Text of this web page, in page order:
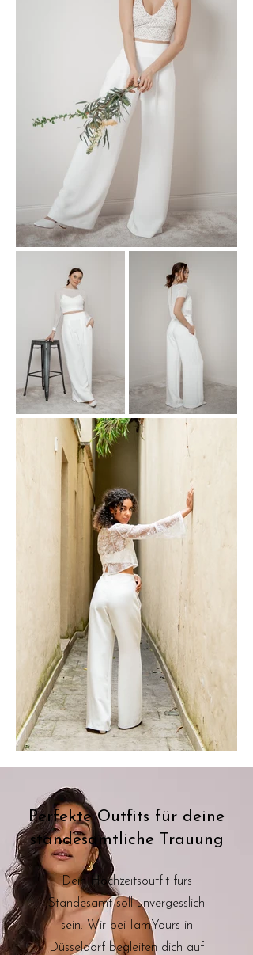
Perfekte Outfits für deine
standesamtliche Trauung
Dein Hochzeitsoutfit fürs
Standesamt soll unvergesslich
sein. Wir bei IamYours in
Düsseldorf begleiten dich auf